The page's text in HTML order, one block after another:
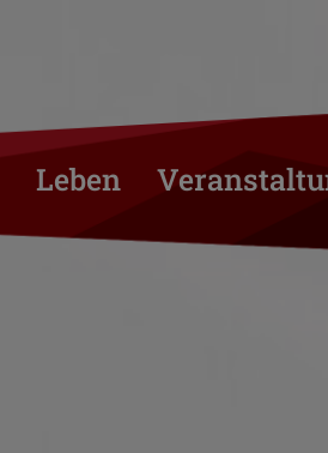
Leben